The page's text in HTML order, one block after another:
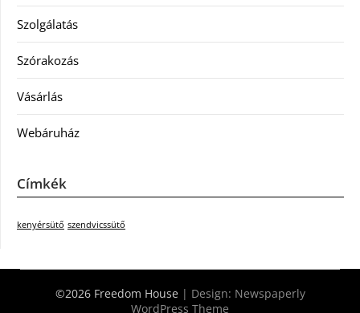
Szolgálatás
Szórakozás
Vásárlás
Webáruház
Címkék
kenyérsütő szendvicssütő
©2026 Freedom House | Design: Newspaperly
WordPress Theme